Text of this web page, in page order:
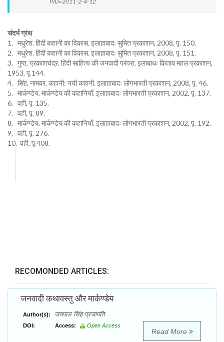
संदर्भ ग्रंथ
1. मधुरेश. हिंदी कहानी का विकास. इलाहाबादः सुमित प्रकाशन, 2008, पृ. 150.
2. मधुरेश. हिंदी कहानी का विकास. इलाहाबादः सुमित प्रकाशन, 2008, पृ. 151.
3. गुप्त, प्रकाशचंद्र. हिंदी साहित्य की जनवादी परंपरा. इलाबाधः किताब महल प्रकाशन,
1953, पृ.144.
4. सिंह, नामवर. कहानी: नयी कहानी. इलाहाबादः लोगभारती प्रकाशन, 2008, पृ. 46.
5. मार्कण्डेय. मार्कण्डेय की कहानियाँ. इलाहाबादः लोगभारती प्रकाशन, 2002, पृ. 137.
6. वही, पृ. 135.
7. वही, पृ. 89.
8. मार्कण्डेय. मार्कण्डेय की कहानियाँ. इलाहाबादः लोगभारती प्रकाशन, 2002, पृ. 192.
9. वही, पृ. 276.
10. वही, पृ.408.
RECOMONDED ARTICLES:
जनवादी कथावस्तु और मार्कण्डेय
Author(s): जयपाल सिंह प्रजापति
DOI: Access: Open Access
Read More